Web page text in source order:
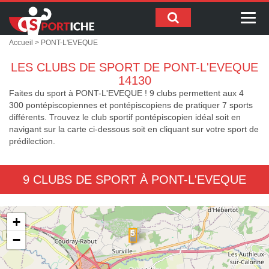
Accueil > PONT-L'EVEQUE
LES CLUBS DE SPORT DE PONT-L'EVEQUE
14130
Faites du sport à PONT-L'EVEQUE ! 9 clubs permettent aux 4
300 pontépiscopiennes et pontépiscopiens de pratiquer 7 sports
différents. Trouvez le club sportif pontépiscopien idéal soit en
navigant sur la carte ci-dessous soit en cliquant sur votre sport de
prédilection.
9 CLUBS DE SPORT À PONT-L'EVEQUE
+
−